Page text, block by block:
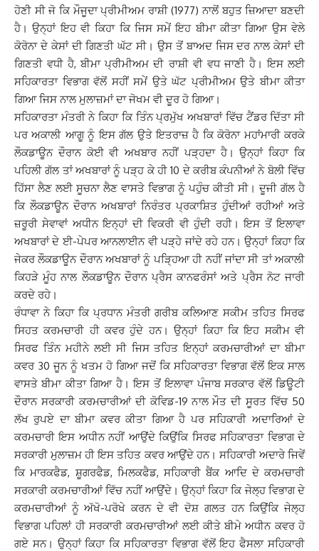
ਹੋਣੀ ਸੀ ਜੋ ਕਿ ਮੌਜੂਦਾ ਪ੍ਰੀਮੀਅਮ ਰਾਸ਼ੀ (1977) ਨਾਲੋਂ ਬਹੁਤ ਜ਼ਿਆਦਾ ਬਣਦੀ
ਹੈ। ਉਨ੍ਹਾਂ ਇਹ ਵੀ ਕਿਹਾ ਕਿ ਜਿਸ ਸਮੇਂ ਇਹ ਬੀਮਾ ਕੀਤਾ ਗਿਆ ਉਸ ਵੇਲੇ
ਕੋਰੋਨਾ ਦੇ ਕੇਸਾਂ ਦੀ ਗਿਣਤੀ ਘੱਟ ਸੀ। ਉਸ ਤੋਂ ਬਾਅਦ ਜਿਸ ਦਰ ਨਾਲ ਕੇਸਾਂ ਦੀ
ਗਿਣਤੀ ਵਧੀ ਹੈ, ਬੀਮਾ ਪ੍ਰੀਮੀਅਮ ਦੀ ਰਾਸ਼ੀ ਵੀ ਵਧ ਜਾਣੀ ਹੈ। ਇਸ ਲਈ
ਸਹਿਕਾਰਤਾ ਵਿਭਾਗ ਵੱਲੋਂ ਸਹੀਂ ਸਮੇਂ ਉਤੇ ਘੱਟ ਪ੍ਰੀਮੀਅਮ ਉਤੇ ਬੀਮਾ ਕੀਤਾ
ਗਿਆ ਜਿਸ ਨਾਲ ਮੁਲਾਜ਼ਮਾਂ ਦਾ ਜੋਖਮ ਵੀ ਦੂਰ ਹੋ ਗਿਆ।
ਸਹਿਕਾਰਤਾ ਮੰਤਰੀ ਨੇ ਕਿਹਾ ਕਿ ਤਿੰਨ ਪ੍ਰਮੁੱਖ ਅਖਬਾਰਾਂ ਵਿੱਚ ਟੈਂਡਰ ਦਿੱਤਾ ਸੀ
ਪਰ ਅਕਾਲੀ ਆਗੂ ਨੂੰ ਇਸ ਗੱਲ ਉਤੇ ਇਤਰਾਜ਼ ਹੈ ਕਿ ਕੋਰੋਨਾ ਮਹਾਂਮਾਰੀ ਕਰਕੇ
ਲੌਕਡਾਊਨ ਦੌਰਾਨ ਕੋਈ ਵੀ ਅਖਬਾਰ ਨਹੀਂ ਪੜ੍ਹਦਾ ਹੈ। ਉਨ੍ਹਾਂ ਕਿਹਾ ਕਿ
ਪਹਿਲੀ ਗੱਲ ਤਾਂ ਅਖਬਾਰਾਂ ਨੂੰ ਪੜ੍ਹ ਕੇ ਹੀ 10 ਦੇ ਕਰੀਬ ਕੰਪਨੀਆਂ ਨੇ ਬੋਲੀ ਵਿੱਚ
ਹਿੱਸਾ ਲੈਣ ਲਈ ਸੂਚਨਾ ਲੈਣ ਵਾਸਤੇ ਵਿਭਾਗ ਨੂੰ ਪਹੁੰਚ ਕੀਤੀ ਸੀ। ਦੂਜੀ ਗੱਲ ਹੈ
ਕਿ ਲੌਕਡਾਊਨ ਦੌਰਾਨ ਅਖਬਾਰਾਂ ਨਿਰੰਤਰ ਪ੍ਰਕਾਸ਼ਿਤ ਹੁੰਦੀਆਂ ਰਹੀਆਂ ਅਤੇ
ਜ਼ਰੂਰੀ ਸੇਵਾਵਾਂ ਅਧੀਨ ਇਨ੍ਹਾਂ ਦੀ ਵਿਕਰੀ ਵੀ ਹੁੰਦੀ ਰਹੀ। ਇਸ ਤੋਂ ਇਲਾਵਾ
ਅਖਬਾਰਾਂ ਦੇ ਈ-ਪੇਪਰ ਆਨਲਾਈਨ ਵੀ ਪੜ੍ਹੇ ਜਾਂਦੇ ਰਹੇ ਹਨ। ਉਨ੍ਹਾਂ ਕਿਹਾ ਕਿ
ਜੇਕਰ ਲੌਕਡਾਊਨ ਦੌਰਾਨ ਅਖਬਾਰਾਂ ਨੂੰ ਪੜ੍ਹਿਆ ਹੀ ਨਹੀਂ ਜਾਂਦਾ ਸੀ ਤਾਂ ਅਕਾਲੀ
ਕਿਹੜੇ ਮੂੰਹ ਨਾਲ ਲੌਕਡਾਊਨ ਦੌਰਾਨ ਪ੍ਰੈਸ ਕਾਨਫਰੰਸਾਂ ਅਤੇ ਪ੍ਰੈਸ ਨੋਟ ਜਾਰੀ
ਕਰਦੇ ਰਹੇ।
ਰੰਧਾਵਾ ਨੇ ਕਿਹਾ ਕਿ ਪ੍ਰਧਾਨ ਮੰਤਰੀ ਗਰੀਬ ਕਲਿਆਣ ਸਕੀਮ ਤਹਿਤ ਸਿਰਫ
ਸਿਹਤ ਕਰਮਚਾਰੀ ਹੀ ਕਵਰ ਹੁੰਦੇ ਹਨ। ਉਨ੍ਹਾਂ ਕਿਹਾ ਕਿ ਇਹ ਸਕੀਮ ਵੀ
ਸਿਰਫ ਤਿੰਨ ਮਹੀਨੇ ਲਈ ਸੀ ਜਿਸ ਤਹਿਤ ਇਨ੍ਹਾਂ ਕਰਮਚਾਰੀਆਂ ਦਾ ਬੀਮਾ
ਕਵਰ 30 ਜੂਨ ਨੂੰ ਖਤਮ ਹੋ ਗਿਆ ਜਦੋਂ ਕਿ ਸਹਿਕਾਰਤਾ ਵਿਭਾਗ ਵੱਲੋਂ ਇਕ ਸਾਲ
ਵਾਸਤੇ ਬੀਮਾ ਕੀਤਾ ਗਿਆ ਹੈ। ਇਸ ਤੋਂ ਇਲਾਵਾ ਪੰਜਾਬ ਸਰਕਾਰ ਵੱਲੋਂ ਡਿਊਟੀ
ਦੌਰਾਨ ਸਰਕਾਰੀ ਕਰਮਚਾਰੀਆਂ ਦੀ ਕੋਵਿਡ-19 ਨਾਲ ਮੌਤ ਦੀ ਸੂਰਤ ਵਿੱਚ 50
ਲੱਖ ਰੁਪਏ ਦਾ ਬੀਮਾ ਕਵਰ ਕੀਤਾ ਗਿਆ ਹੈ ਪਰ ਸਹਿਕਾਰੀ ਅਦਾਰਿਆਂ ਦੇ
ਕਰਮਚਾਰੀ ਇਸ ਅਧੀਨ ਨਹੀਂ ਆਉਂਦੇ ਕਿਉਂਕਿ ਸਿਰਫ ਸਹਿਕਾਰਤਾ ਵਿਭਾਗ ਦੇ
ਸਰਕਾਰੀ ਮੁਲਾਜ਼ਮ ਹੀ ਇਸ ਤਹਿਤ ਕਵਰ ਆਉਂਦੇ ਹਨ। ਸਹਿਕਾਰੀ ਅਦਾਰੇ ਜਿਵੇਂ
ਕਿ ਮਾਰਕਫੈਡ, ਸ਼ੂਗਰਫੈਡ, ਮਿਲਕਫੈਡ, ਸਹਿਕਾਰੀ ਬੈਂਕ ਆਦਿ ਦੇ ਕਰਮਚਾਰੀ
ਸਰਕਾਰੀ ਕਰਮਚਾਰੀਆਂ ਵਿੱਚ ਨਹੀਂ ਆਉਂਦੇ। ਉਨ੍ਹਾਂ ਕਿਹਾ ਕਿ ਜੇਲ੍ਹ ਵਿਭਾਗ ਦੇ
ਕਰਮਚਾਰੀਆਂ ਨੂੰ ਅੱਖੋ-ਪਰੋਖੇ ਕਰਨ ਦੇ ਵੀ ਦੋਸ਼ ਗਲਤ ਹਨ ਕਿਉਂਕਿ ਜੇਲ੍ਹ
ਵਿਭਾਗ ਪਹਿਲਾਂ ਹੀ ਸਰਕਾਰੀ ਕਰਮਚਾਰੀਆਂ ਲਈ ਕੀਤੇ ਬੀਮੇ ਅਧੀਨ ਕਵਰ ਹੋ
ਗਏ ਸਨ। ਉਨ੍ਹਾਂ ਕਿਹਾ ਕਿ ਸਹਿਕਾਰਤਾ ਵਿਭਾਗ ਵੱਲੋਂ ਇਹ ਫੈਸਲਾ ਸਹਿਕਾਰੀ